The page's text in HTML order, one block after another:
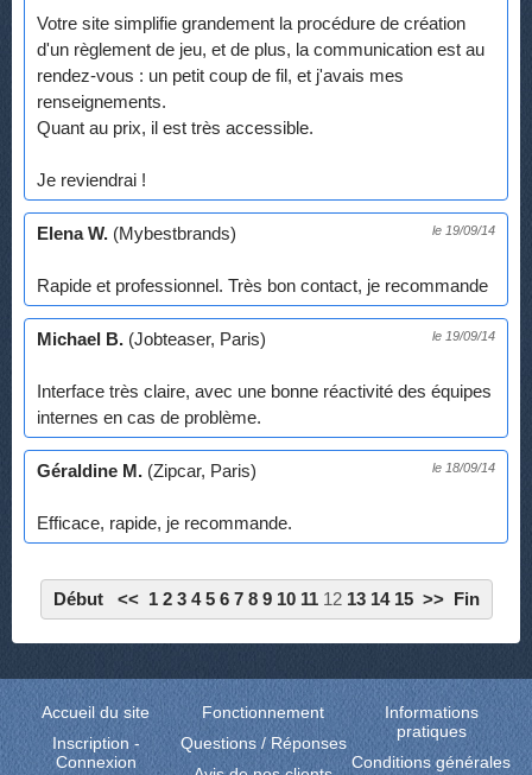
Votre site simplifie grandement la procédure de création
d'un règlement de jeu, et de plus, la communication est au
rendez-vous : un petit coup de fil, et j'avais mes
renseignements.
Quant au prix, il est très accessible.
Je reviendrai !
Elena W. (Mybestbrands) le 19/09/14
Rapide et professionnel. Très bon contact, je recommande
Michael B. (Jobteaser, Paris) le 19/09/14
Interface très claire, avec une bonne réactivité des équipes
internes en cas de problème.
Géraldine M. (Zipcar, Paris) le 18/09/14
Efficace, rapide, je recommande.
Début << 1 2 3 4 5 6 7 8 9 10 11 12 13 14 15 >> Fin
Accueil du site
Inscription -
Connexion
Fonctionnement
Questions / Réponses
Informations
pratiques
Conditions générales